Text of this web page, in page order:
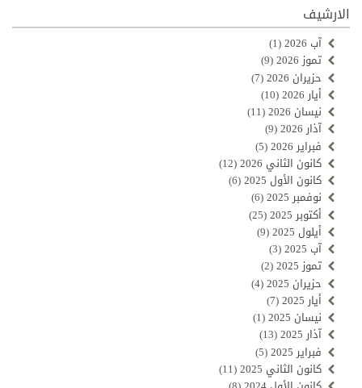
الارشيف
آب 2026
(1)
تموز 2026
(9)
حزيران 2026
(7)
أيار 2026
(10)
نيسان 2026
(11)
آذار 2026
(9)
فبراير 2026
(5)
كانون الثاني 2026
(12)
كانون الأول 2025
(6)
نوفمبر 2025
(6)
أكتوبر 2025
(25)
أيلول 2025
(9)
آب 2025
(3)
تموز 2025
(2)
حزيران 2025
(4)
أيار 2025
(7)
نيسان 2025
(1)
آذار 2025
(13)
فبراير 2025
(5)
كانون الثاني 2025
(11)